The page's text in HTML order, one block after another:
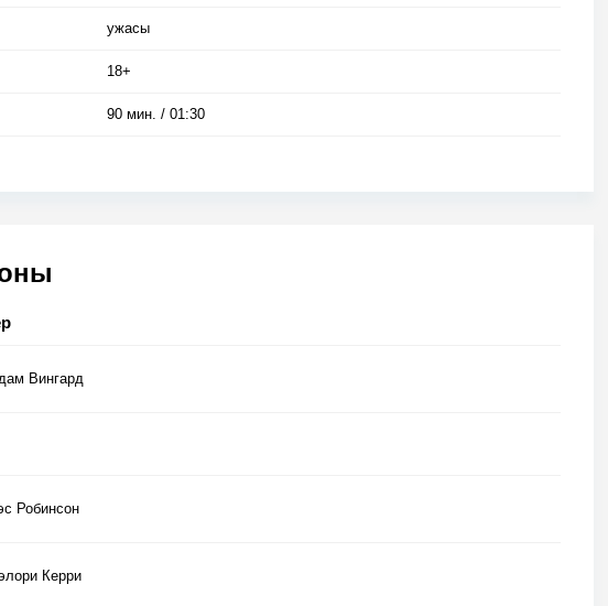
ужасы
18+
90 мин. / 01:30
Вингард
Робинсон
Керри